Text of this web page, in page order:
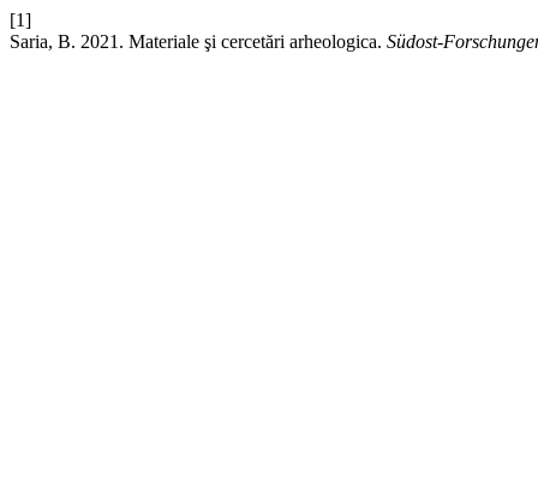
[1]
Saria, B. 2021. Materiale şi cercetări arheologica. Südost-